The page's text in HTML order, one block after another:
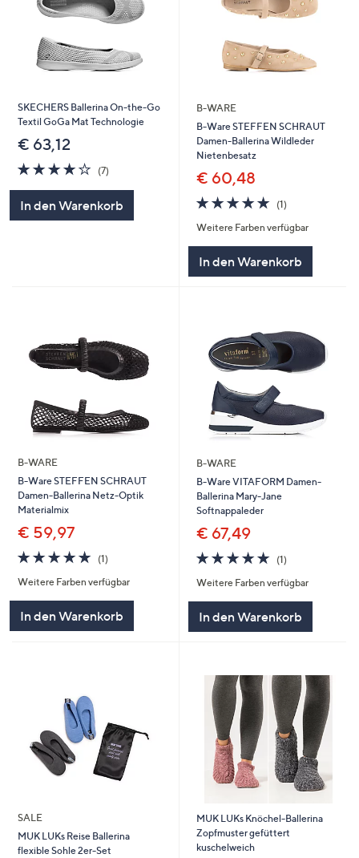
SKECHERS Ballerina On-the-Go
Textil GoGa Mat Technologie
€ 63,12
4.0
von
(7)7
In den Warenkorb
B-WARE
B-Ware STEFFEN SCHRAUT
Damen-Ballerina Wildleder
Nietenbesatz
€ 60,48
5.0
von
5
(1)1
Weitere Farben verfügbar
In den Warenkorb
B-WARE
B-Ware STEFFEN SCHRAUT
Damen-Ballerina Netz-Optik
Materialmix
€ 59,97
5.0
von
5
(1)1
Weitere Farben verfügbar
In den Warenkorb
B-WARE
B-Ware VITAFORM Damen-
Ballerina Mary-Jane
Softnappaleder
€ 67,49
5.0
von
5
(1)1
Weitere Farben verfügbar
In den Warenkorb
SALE
MUK LUKs Reise Ballerina
flexible Sohle 2er-Set
MUK LUKs Knöchel-Ballerina
Zopfmuster gefüttert
kuschelweich